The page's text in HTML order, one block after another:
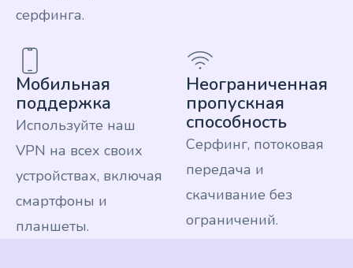
серфинга.
Мобильная
поддержка
Используйте наш
VPN на всех своих
устройствах, включая
смартфоны и
планшеты.
Неограниченная
пропускная
способность
Серфинг, потоковая
передача и
скачивание без
ограничений.